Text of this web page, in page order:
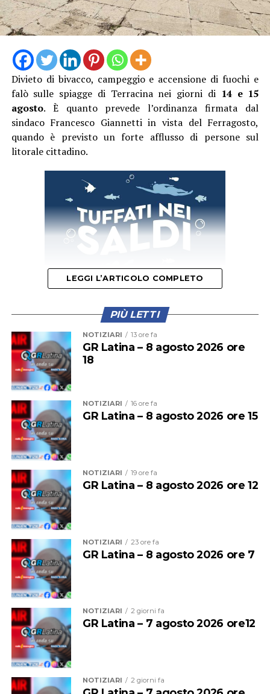
lungomare fosse particolarmente affollato proprio
nell’ora di punta del sabato.
Divieto di bivacco, campeggio e accensione di fuochi e
falò sulle spiagge di Terracina nei giorni di 14 e 15
agosto. È quanto prevede l’ordinanza firmata dal
sindaco Francesco Giannetti in vista del Ferragosto,
quando è previsto un forte afflusso di persone sul
litorale cittadino.
Il provvedimento disciplina anche la somministrazione
di bevande alcoliche e le attività di intrattenimento
musicale e danzante, con l’obiettivo di prevenire
situazioni di criticità legate agli assembramenti e
all’utilizzo improprio delle spiagge.
Per entrambe le giornate sarà quindi vietato
campeggiare e accendere fuochi o falò
spiagge del litorale comunale.
Sono inoltre vietate la vendita e la somministrazione di
bevande alcoliche nei pubblici esercizi, compresi gli
stabilimenti balneari, dalle
Prevista anche una stretta sulla musica: dalle
LEGGI L’ARTICOLO COMPLETO
PIÙ LETTI
NOTIZIARI 13 ore fa
GR Latina – 8 agosto 2026 ore
18
NOTIZIARI 16 ore fa
GR Latina – 8 agosto 2026 ore 15
NOTIZIARI 19 ore fa
GR Latina – 8 agosto 2026 ore 12
NOTIZIARI 23 ore fa
GR Latina – 8 agosto 2026 ore 7
NOTIZIARI 2 giorni fa
GR Latina – 7 agosto 2026 ore12
NOTIZIARI 2 giorni fa